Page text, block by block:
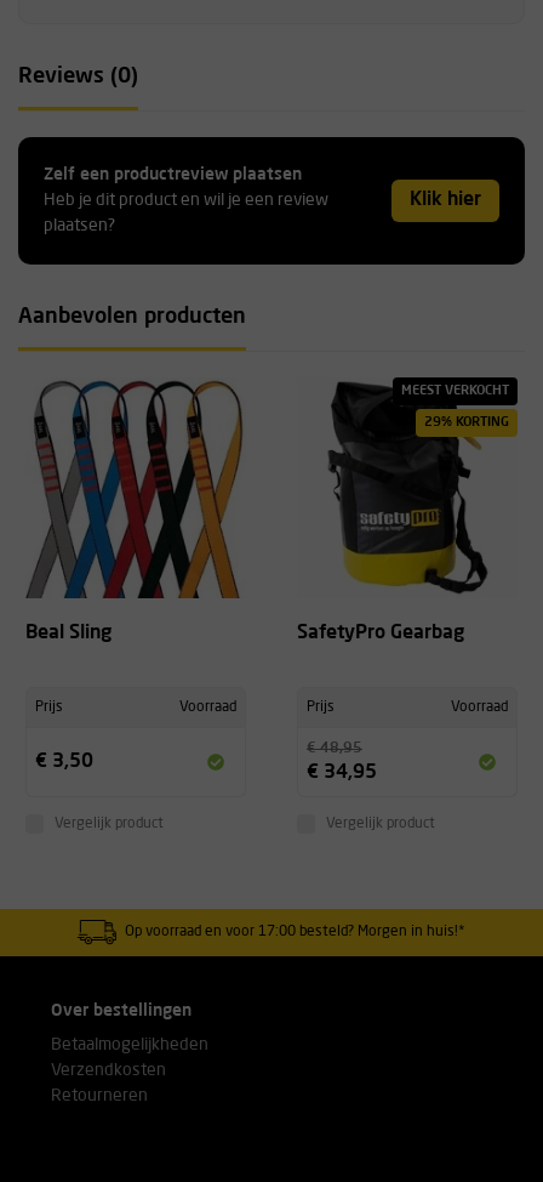
Reviews (0)
Zelf een productreview plaatsen
Heb je dit product en wil je een review
plaatsen?
Klik hier
Aanbevolen producten
Beal Sling
Prijs Voorraad
€ 3,50
Vergelijk product
MEEST VERKOCHT
29% KORTING
SafetyPro Gearbag
Prijs Voorraad
€ 48,95
€ 34,95
Vergelijk product
Op voorraad en voor 17:00 besteld? Morgen in huis!*
Over bestellingen
Betaalmogelijkheden
Verzendkosten
Retourneren